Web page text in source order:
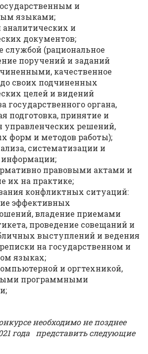
и
языками;
аналитических и
документов;
службой (рациональное
поручений и заданий
качественное
своих подчиненных
целей и видений
государственного органа,
подготовка, принятие и
управленческих решений,
форм и методов работы);
систематизации и
правовыми актами и
их на практике;
конфликтных ситуаций:
эффективных
владение приемами
проведение совещаний и
выступлений и ведения
на государственном и
языках;
и оргтехникой,
программными
необходимо не позднее
года
представить следующие